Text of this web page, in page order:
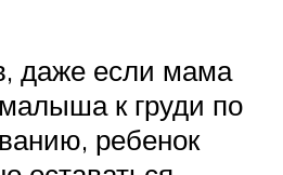
даже если мама
к груди по
ребенок